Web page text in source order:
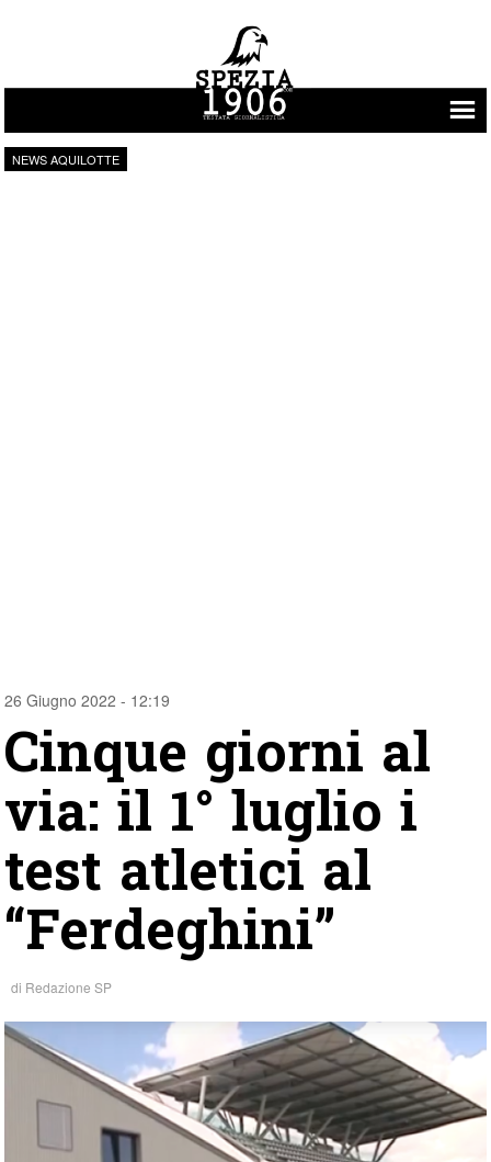
Vai al contenuto
NEWS AQUILOTTE
26 Giugno 2022 - 12:19
Cinque giorni al
via: il 1° luglio i
test atletici al
“Ferdeghini”
di Redazione SP